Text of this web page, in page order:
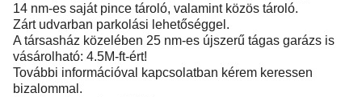
14 nm-es saját pince tároló, valamint közös tároló.
Zárt udvarban parkolási lehetőséggel.
A társasház közelében 25 nm-es újszerű tágas garázs is
vásárolható: 4.5M-ft-ért!
További információval kapcsolatban kérem keressen
bizalommal.